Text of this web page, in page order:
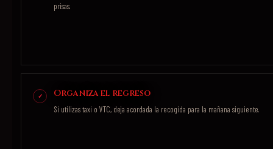
prisas.
Organiza el regreso
Si utilizas taxi o VTC, deja acordada la recogida para la mañana siguiente.